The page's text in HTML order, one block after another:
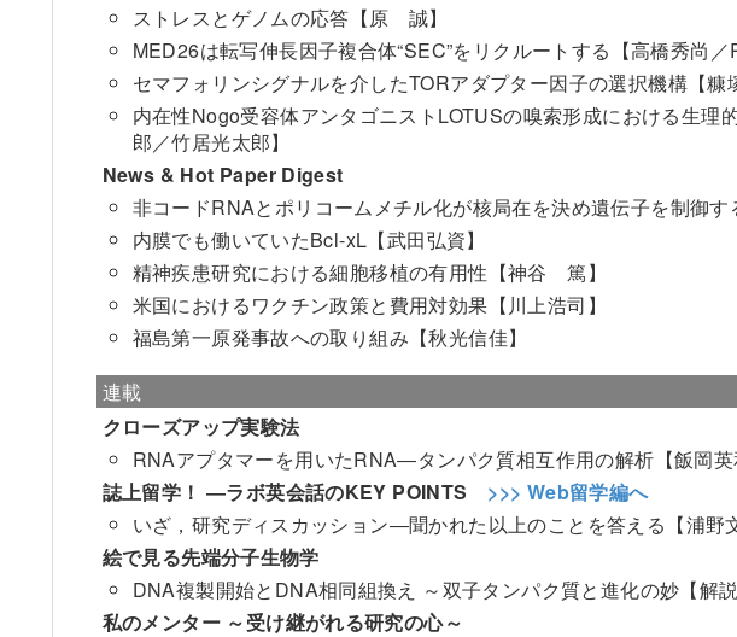
ストレスとゲノムの応答【原 誠】
MED26は転写伸長因子複合体“SEC”をリクルートする【高橋秀尚
セマフォリンシグナルを介したTORアダプター因子の選択機構【
内在性Nogo受容体アンタゴニストLOTUSの嗅索形成における生理
郎／竹居光太郎】
News & Hot Paper Digest
非コードRNAとポリコームメチル化が核局在を決め遺伝子を制御す
内膜でも働いていたBcl-xL【武田弘資】
精神疾患研究における細胞移植の有用性【神谷 篤】
米国におけるワクチン政策と費用対効果【川上浩司】
福島第一原発事故への取り組み【秋光信佳】
連載
クローズアップ実験法
RNAアプタマーを用いたRNA―タンパク質相互作用の解析【飯岡英
誌上留学！ ―ラボ英会話のKEY POINTS >>> Web留学編へ
いざ，研究ディスカッション―聞かれた以上のことを答える【浦野
絵で見る先端分子生物学
DNA複製開始とDNA相同組換え ～双子タンパク質と進化の妙【解
私のメンター ～受け継がれる研究の心～